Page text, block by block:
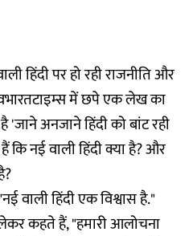
हिंदी पर हो रही राजनीति और
में छपे एक लेख का
'जाने अनजाने हिंदी को बांट रही
कि नई वाली हिंदी क्या है? और
वाली हिंदी एक विश्वास है."
कहते हैं, "हमारी आलोचना